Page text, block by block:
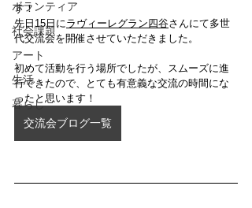
ボランティア
社会課題
アート
生活
暮らし
す！
先日15日にラヴィーレグラン四谷さんにて多世
代交流会を開催させていただきました。
初めて活動を行う場所でしたが、スムーズに進
行できたので、とても有意義な交流の時間にな
ったと思います！
交流会ブログ一覧